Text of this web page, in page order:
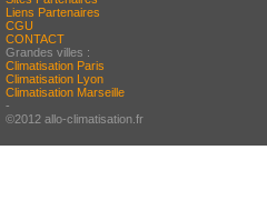
Liens Partenaires
CGU
CONTACT
Grandes villes :
Climatisation Paris
Climatisation Lyon
Climatisation Marseille
-
©2012 allo-climatisation.fr